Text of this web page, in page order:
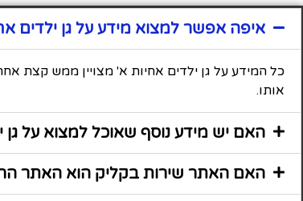
איפה אפשר למצוא מידע על גן ילדים
כל המידע על גן ילדים אחיות א' מצויין ממש קצת
אותו.
האם יש מידע נוסף שאוכל למצוא על גן
האם האתר שירות בקליק הוא האתר